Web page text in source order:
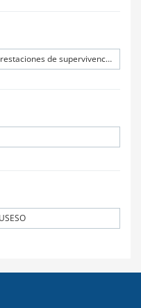
Prestaciones economicas invalidez prestaciones de supervivencia estudios regulares